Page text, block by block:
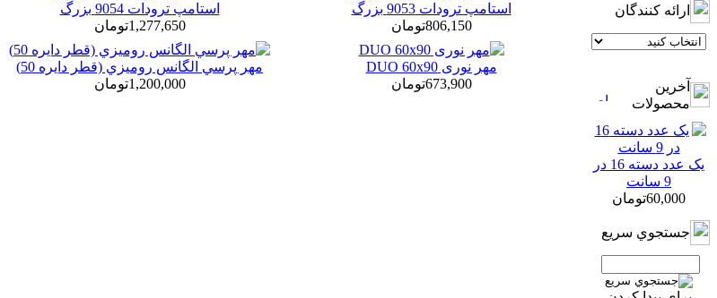
ارائه كنندگان
آخرين
محصولات
یک عدد دسته 16 در
9 سانت
60,000تومان
جستجوي سريع
استامپ ترودات 9053 بزرگ
806,150تومان
استامپ ترودات 9054 بزرگ
1,277,650تومان
مهر نوری DUO 60x90
673,900تومان
مهر پرسي الگانس روميزي (قطر دايره 50)
1,200,000تومان